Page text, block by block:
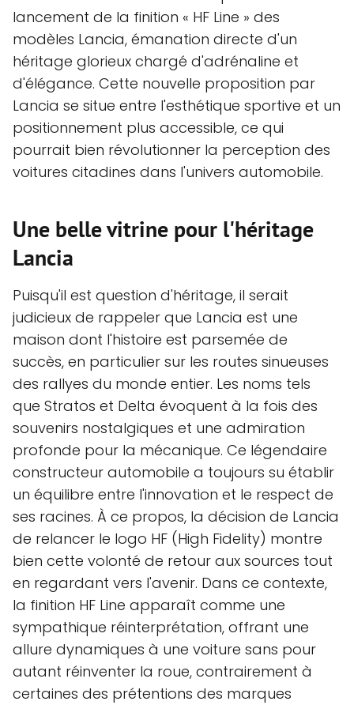
lancement de la finition « HF Line » des
modèles Lancia, émanation directe d'un
héritage glorieux chargé d'adrénaline et
d'élégance. Cette nouvelle proposition par
Lancia se situe entre l'esthétique sportive et un
positionnement plus accessible, ce qui
pourrait bien révolutionner la perception des
voitures citadines dans l'univers automobile.
Une belle vitrine pour l'héritage
Lancia
Puisqu'il est question d'héritage, il serait
judicieux de rappeler que Lancia est une
maison dont l'histoire est parsemée de
succès, en particulier sur les routes sinueuses
des rallyes du monde entier. Les noms tels
que Stratos et Delta évoquent à la fois des
souvenirs nostalgiques et une admiration
profonde pour la mécanique. Ce légendaire
constructeur automobile a toujours su établir
un équilibre entre l'innovation et le respect de
ses racines. À ce propos, la décision de Lancia
de relancer le logo HF (High Fidelity) montre
bien cette volonté de retour aux sources tout
en regardant vers l'avenir. Dans ce contexte,
la finition HF Line apparaît comme une
sympathique réinterprétation, offrant une
allure dynamiques à une voiture sans pour
autant réinventer la roue, contrairement à
certaines des prétentions des marques